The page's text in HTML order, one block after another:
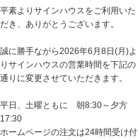
平素よりサインハウスをご利用いた
だき、ありがとうございます。
誠に勝手ながら2026年6月8日(月)よ
りサインハウスの営業時間を下記の
通りに変更させていただきます。
平日、土曜ともに 朝8:30～夕方
17:30
ホームページの注文は24時間受け付